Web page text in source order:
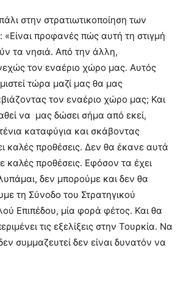
στην στρατιωτικοποίηση των
«Είναι προφανές πώς αυτή τη στιγμή
τα νησιά. Από την άλλη,
τον εναέριο χώρο μας. Αυτός
τώρα μαζί μας θα μας
τον εναέριο χώρο μας; Και
να μας δώσει σήμα από εκεί,
καταφύγια και σκάβοντας
καλές προθέσεις. Δεν θα έκανε αυτά
καλές προθέσεις. Εφόσον τα έχει
δεν μπορούμε και δεν θα
τη Σύνοδο του Στρατηγικού
Επιπέδου, μία φορά φέτος. Και θα
τις εξελίξεις στην Τουρκία. Να
συμμαζευτεί δεν είναι δυνατόν να